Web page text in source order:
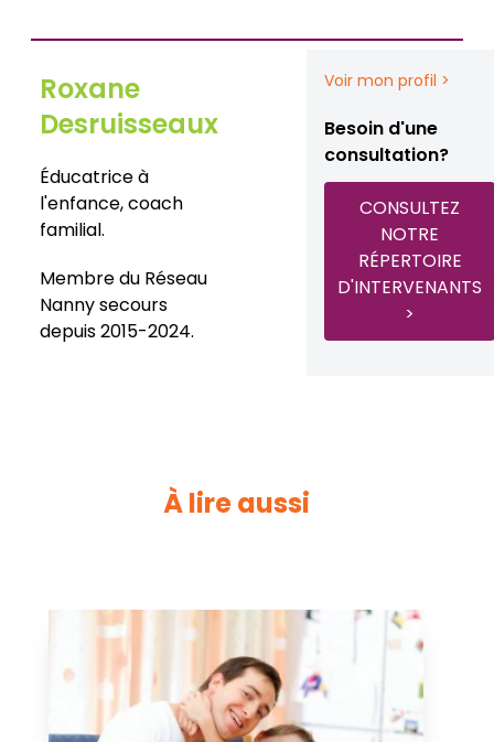
Roxane
Desruisseaux
Éducatrice à
l'enfance, coach
familial.
Membre du Réseau
Nanny secours
depuis 2015-2024.
Voir mon profil >
Besoin d'une
consultation?
CONSULTEZ
NOTRE
RÉPERTOIRE
D'INTERVENANTS
>
À lire aussi